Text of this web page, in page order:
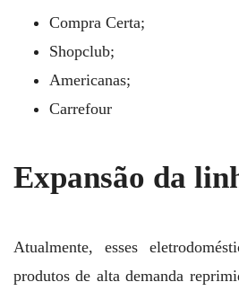
Compra Certa;
Shopclub;
Americanas;
Carrefour
Expansão da
Atualmente, esses
produtos de alta demanda